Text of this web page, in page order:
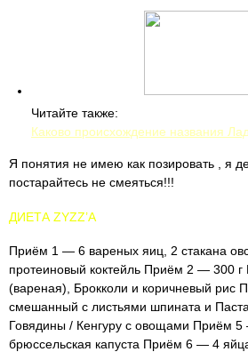
Читайте также:
Каково происхождение названия
Я понятия не имею как позировать , я
постарайтесь не смеяться!!!
ДИЕТА ZYZZ’A
Приём 1 — 6 вареных яиц, 2 стакана
протеиновый коктейль Приём 2 — 300 г
(вареная), Брокколи и коричневый рис
смешанный с листьями шпината и
Говядины / Кенгуру с овощами Приём 5
брюссельская капуста Приём 6 — 4